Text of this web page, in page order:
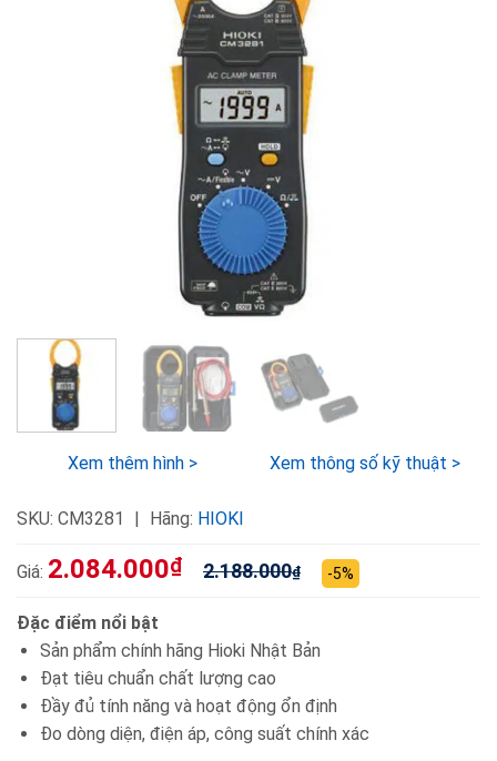
Xem thêm hình > Xem thông số kỹ thuật >
SKU: CM3281 Hãng: HIOKI
Giá: 2.084.000₫ 2.188.000₫ -5%
Đặc điểm nổi bật
Sản phẩm chính hãng Hioki Nhật Bản
Đạt tiêu chuẩn chất lượng cao
Đầy đủ tính năng và hoạt động ổn định
Đo dòng diện, điện áp, công suất chính xác